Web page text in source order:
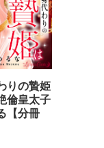
りの贄姫
倫皇太子
【分冊